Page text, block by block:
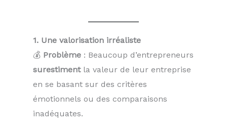
1. Une valorisation irréaliste
💰 Problème : Beaucoup d’entrepreneurs
surestimentla valeur de leur entreprise
en se basant sur des critères
émotionnels ou des comparaisons
inadéquates.